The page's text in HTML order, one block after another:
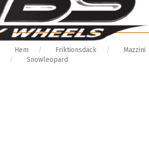
Hem Friktionsdäck
Mazzini
Snowleopard